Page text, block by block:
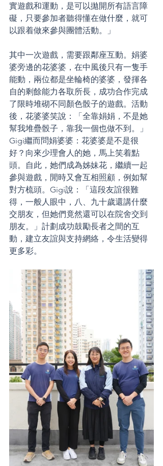
實遊戲和運動，是可以拋開所有語言障
礙，只要參加者聽得懂在做什麼，就可
以跟着做來參與團體活動。」
其中一次遊戲，需要跟鄰座互動。娟婆
婆旁邊的花婆婆，在中風後只有一隻手
能動，兩位都是坐輪椅的婆婆，發揮各
自的剩餘能力各取所長，成功合作完成
了限時堆砌不同顏色骰子的遊戲。活動
後，花婆婆笑說：「全靠娟娟，不是她
幫我堆疊骰子，靠我一個也做不到。」
Gigi繼而問娟婆婆：花婆婆是不是很
好？向來少理會人的她，馬上笑着點
頭。自此，她們成為姊妹花，繼續一起
參與遊戲，閒時又會互相照顧，例如幫
對方梳頭。Gigi說：「這段友誼很難
得，一般人眼中，八、九十歲還講什麼
交朋友，但她們竟然還可以在院舍交到
朋友。」計劃成功鼓勵長者之間的互
動，建立友誼與支持網絡，令生活變得
更多彩。